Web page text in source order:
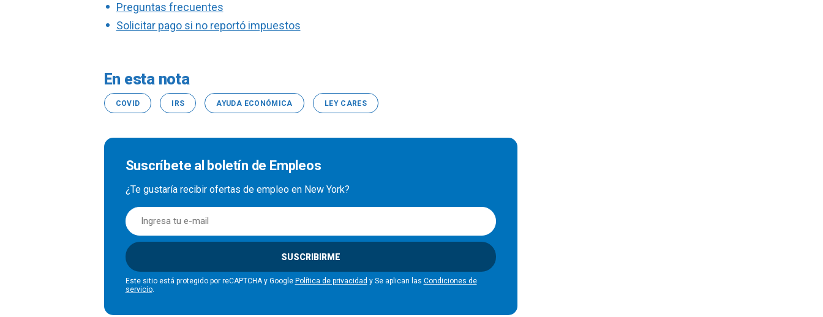
Preguntas frecuentes
Solicitar pago si no reportó impuestos
En esta nota
COVID IRS AYUDA ECONÓMICA LEY CARES
Suscríbete al boletín de Empleos
¿Te gustaría recibir ofertas de empleo en New York?
SUSCRIBIRME
Este sitio está protegido por reCAPTCHA y Google Política de privacidad y Se aplican las Condiciones de
servicio.